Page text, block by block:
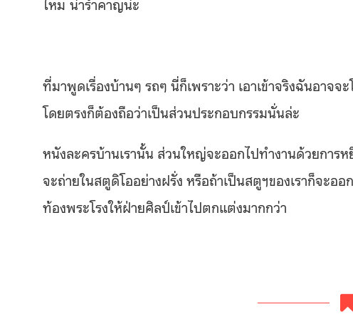
ที่มาพูดเรื่องบ้านๆ รถๆ นี่ก็เพราะว่า เอาเข้าจริงฉันอาจ
โดยตรงก็ต้องถือว่าเป็นส่วนประกอบกรรมนั่นล่ะ
หนังละครบ้านเรานั้น ส่วนใหญ่จะออกไปทำงานด้วยกา
จะถ่ายในสตูดิโออย่างฝรั่ง หรือถ้าเป็นสตูฯของเราก็จะอ
ท้องพระโรงให้ฝ่ายศิลป์เข้าไปตกแต่งมากกว่า